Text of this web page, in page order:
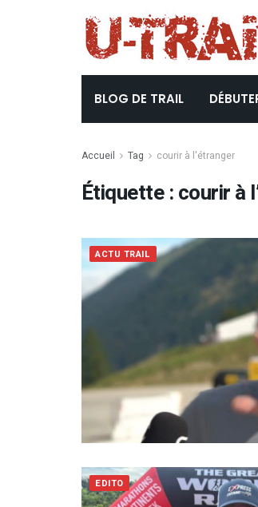
BLOG DE TRAIL
Accueil Tag courir à l'étranger
Étiquette :courir à
ACTU TRAIL
EDITO